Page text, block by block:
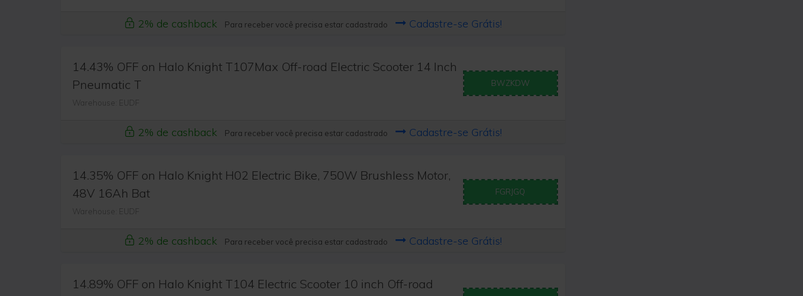
2% de cashback Para receber você precisa estar cadastrado Cadastre-se Grátis!
14.43% OFF on Halo Knight T107Max Off-road Electric Scooter 14 Inch
Pneumatic T
Warehouse: EUDF
BWZKDW
2% de cashback Para receber você precisa estar cadastrado Cadastre-se Grátis!
14.35% OFF on Halo Knight H02 Electric Bike, 750W Brushless Motor,
48V 16Ah Bat
Warehouse: EUDF
FGRJGQ
2% de cashback Para receber você precisa estar cadastrado Cadastre-se Grátis!
14.89% OFF on Halo Knight T104 Electric Scooter 10 inch Off-road